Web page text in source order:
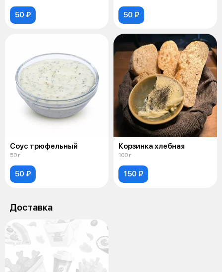
50 ₽ 50 ₽
Соус трюфельный
50 г
50 ₽
Корзинка хлебная
100 г
150 ₽
Доставка